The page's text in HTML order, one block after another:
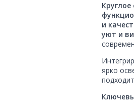
и
уют и
ярко